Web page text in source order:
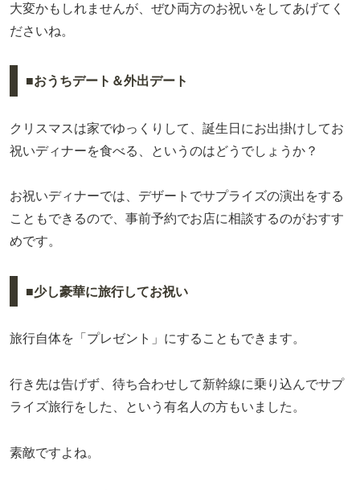
大変かもしれませんが、ぜひ両方のお祝いをしてあげてく
ださいね。
■おうちデート＆外出デート
クリスマスは家でゆっくりして、誕生日にお出掛けしてお
祝いディナーを食べる、というのはどうでしょうか？
お祝いディナーでは、デザートでサプライズの演出をする
こともできるので、事前予約でお店に相談するのがおすす
めです。
■少し豪華に旅行してお祝い
旅行自体を「プレゼント」にすることもできます。
行き先は告げず、待ち合わせして新幹線に乗り込んでサプ
ライズ旅行をした、という有名人の方もいました。
素敵ですよね。